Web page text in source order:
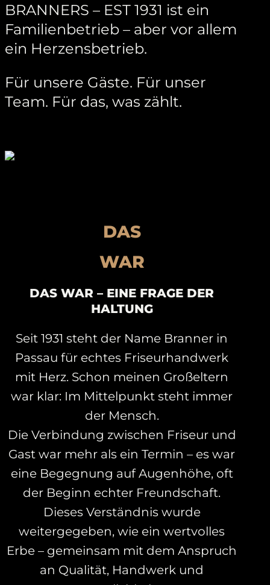
BRANNERS – EST 1931 ist ein
Familienbetrieb – aber vor allem
ein Herzensbetrieb.
Für unsere Gäste. Für unser
Team. Für das, was zählt.
DAS
WAR
DAS WAR – EINE FRAGE DER
HALTUNG
Seit 1931 steht der Name Branner in
Passau für echtes Friseurhandwerk
mit Herz. Schon meinen Großeltern
war klar: Im Mittelpunkt steht immer
der Mensch.
Die Verbindung zwischen Friseur und
Gast war mehr als ein Termin – es war
eine Begegnung auf Augenhöhe, oft
der Beginn echter Freundschaft.
Dieses Verständnis wurde
weitergegeben, wie ein wertvolles
Erbe – gemeinsam mit dem Anspruch
an Qualität, Handwerk und